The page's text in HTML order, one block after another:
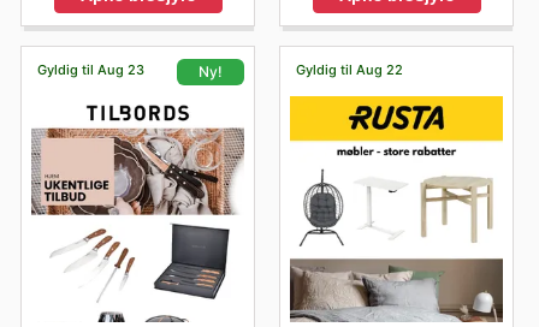
Gyldig til Aug 23 Ny! Gyldig til Aug 22